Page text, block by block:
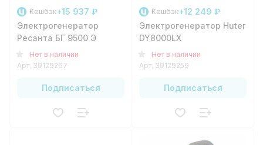
Кешбэк+15 937 ₽
Электрогенератор
Ресанта БГ 9500 Э
Нет в наличии
Арт. 39129267
Подписаться
Кешбэк+12 249 ₽
Электрогенератор Huter
DY8000LX
Нет в наличии
Арт. 39129259
Подписаться